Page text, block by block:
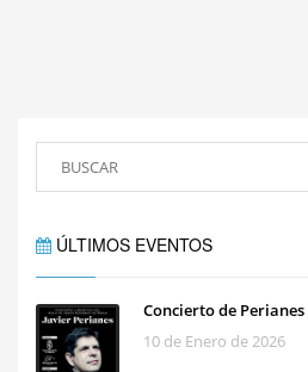
ÚLTIMOS EVENTOS
Concierto de Perianes
10 de Enero de 2026